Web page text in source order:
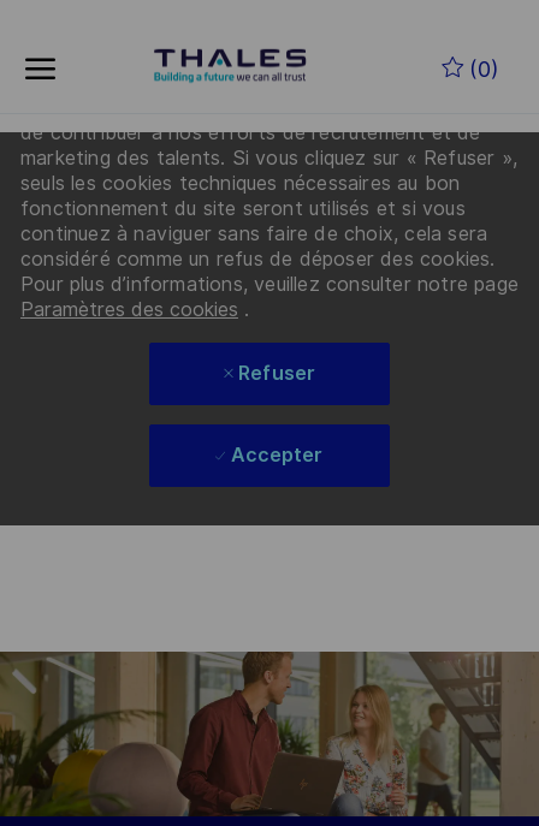
(0)
-
acceptez que Thales et ses partenaires déposent
des cookies sur votre appareil afin d’améliorer la
de contribuer à nos efforts de recrutement et de
marketing des talents. Si vous cliquez sur « Refuser »,
seuls les cookies techniques nécessaires au bon
fonctionnement du site seront utilisés et si vous
continuez à naviguer sans faire de choix, cela sera
considéré comme un refus de déposer des cookies.
Pour plus d’informations, veuillez consulter notre page
Paramètres des cookies .
Refuser
Accepter